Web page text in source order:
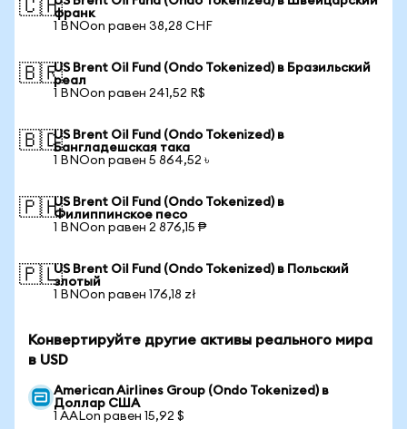
🇨🇭франк
1 BNOon равен 38,28 CHF
🇧🇷US Brent Oil Fund (Ondo Tokenized) в Бразильский
реал
1 BNOon равен 241,52 R$
🇧🇩US Brent Oil Fund (Ondo Tokenized) в
Бангладешская така
1 BNOon равен 5 864,52 ৳
🇵🇭US Brent Oil Fund (Ondo Tokenized) в
Филиппинское песо
1 BNOon равен 2 876,15 ₱
🇵🇱US Brent Oil Fund (Ondo Tokenized) в Польский
злотый
1 BNOon равен 176,18 zł
Конвертируйте другие активы реального мира
в USD
American Airlines Group (Ondo Tokenized) в
Доллар США
1 AALon равен 15,92 $